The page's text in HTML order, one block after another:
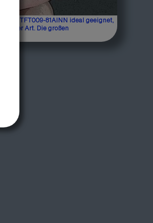
0,96 Zoll ist DISPLAY
EA TFT009-81AINN ideal geeignet,
aller Art. Die großen